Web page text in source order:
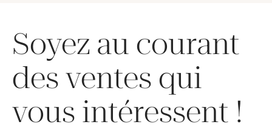
Soyez au courant
des ventes qui
vous intéressent !